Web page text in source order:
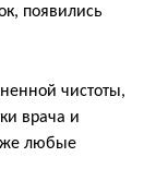
появились
чистоты,
врача и
любые